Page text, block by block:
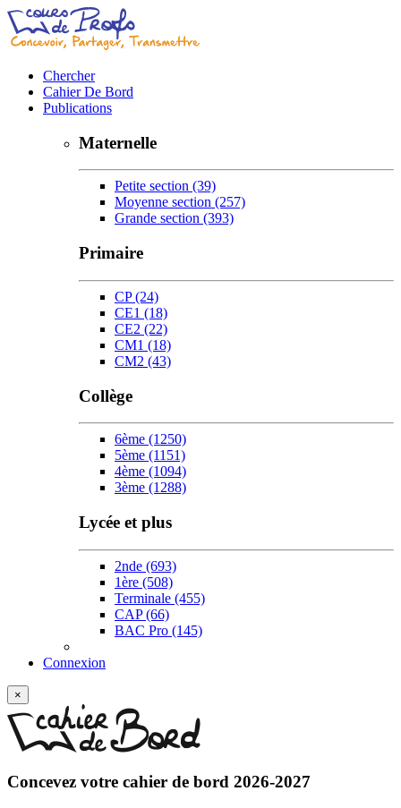
Chercher
Cahier De Bord
Publications
Maternelle
Petite section (39)
Moyenne section (257)
Grande section (393)
Primaire
CP(24)
CE1 (18)
CE2 (22)
CM1 (18)
CM2 (43)
Collège
6ème (1250)
5ème (1151)
4ème (1094)
3ème (1288)
Lycée et plus
2nde (693)
1ère (508)
Terminale (455)
CAP(66)
BAC Pro (145)
Connexion
×
Concevez votre cahier de bord 2026-2027